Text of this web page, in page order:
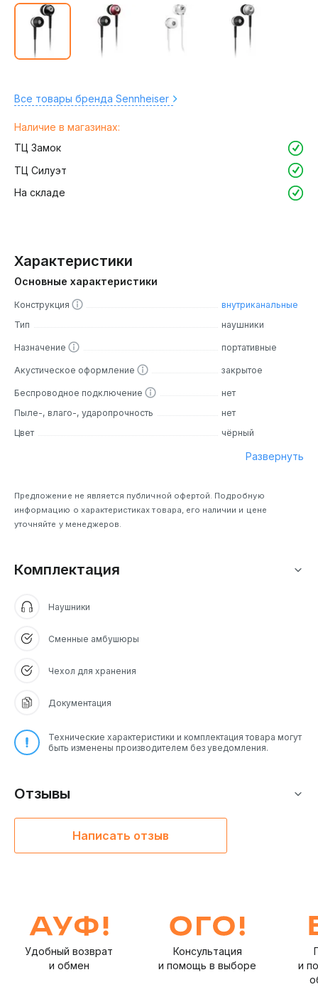
Все товары бренда Sennheiser
Наличие в магазинах:
ТЦ Замок
ТЦ Силуэт
На складе
Характеристики
Основные характеристики
Конструкция
внутриканальные
Тип
наушники
Назначение портативные
Акустическое оформление закрытое
Беспроводное подключение
нет
Пыле-, влаго-, ударопрочность
нет
Цвет
чёрный
Развернуть
Предложение не является публичной офертой. Подробную
информацию о характеристиках товара, его наличии и цене
уточняйте у менеджеров.
Комплектация
Наушники
Сменные амбушюры
Чехол для хранения
Документация
Технические характеристики и комплектация товара могут
быть изменены производителем без уведомления.
Отзывы
Написать отзыв
Удобный возврат
и обмен
Консультация
и помощь в выборе
и